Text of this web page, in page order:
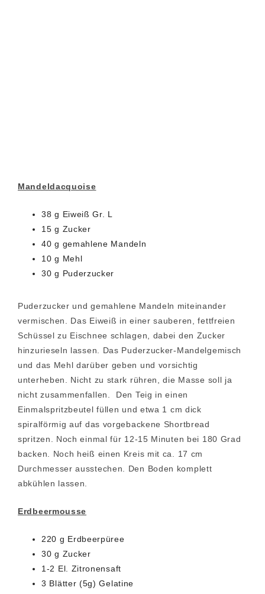
Mandeldacquoise
38 g Eiweiß Gr. L
15 g Zucker
40 g gemahlene Mandeln
10 g Mehl
30 g Puderzucker
Puderzucker und gemahlene Mandeln miteinander
vermischen. Das Eiweiß in einer sauberen, fettfreien
Schüssel zu Eischnee schlagen, dabei den Zucker
hinzurieseln lassen. Das Puderzucker-Mandelgemisch
und das Mehl darüber geben und vorsichtig
unterheben. Nicht zu stark rühren, die Masse soll ja
nicht zusammenfallen. Den Teig in einen
Einmalspritzbeutel füllen und etwa 1 cm dick
spiralförmig auf das vorgebackene Shortbread
spritzen. Noch einmal für 12-15 Minuten bei 180 Grad
backen. Noch heiß einen Kreis mit ca. 17 cm
Durchmesser ausstechen. Den Boden komplett
abkühlen lassen.
Erdbeermousse
220 g Erdbeerpüree
30 g Zucker
1-2 El. Zitronensaft
3 Blätter (5g) Gelatine